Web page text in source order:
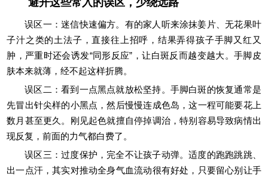
误区一：迷信快速偏方。有的家人听来涂抹姜片、无花果叶
子汁之类的土法子，直接往上招呼，结果弄得孩子手脚又红又
肿，严重时还会诱发“同形反应”，让白斑反而越变越大。手脚皮
肤本来就薄，经不起这样折腾。
误区二：看到一点黑点就放松坚持。手脚白斑的恢复通常是
先冒出针尖样的小黑点，然后慢慢连成色岛，这一程可能要花上
数月甚至更久。刚见起色就擅自停掉调治，特别容易导致病情出
现反复，前面的力气都白费了。
误区三：过度保护，完全不让孩子动弹。适度的跑跑跳跳、
出一点汗，其实对推动全身气血流动很有好处，只要留心别让手